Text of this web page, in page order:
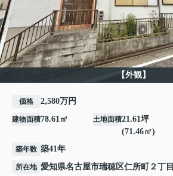
【外観】
価格 2,580万円
建物面積78.61㎡ 土地面積21.61坪
(71.46㎡)
築年数 築41年
所在地 愛知県名古屋市瑞穂区仁所町 ２丁目